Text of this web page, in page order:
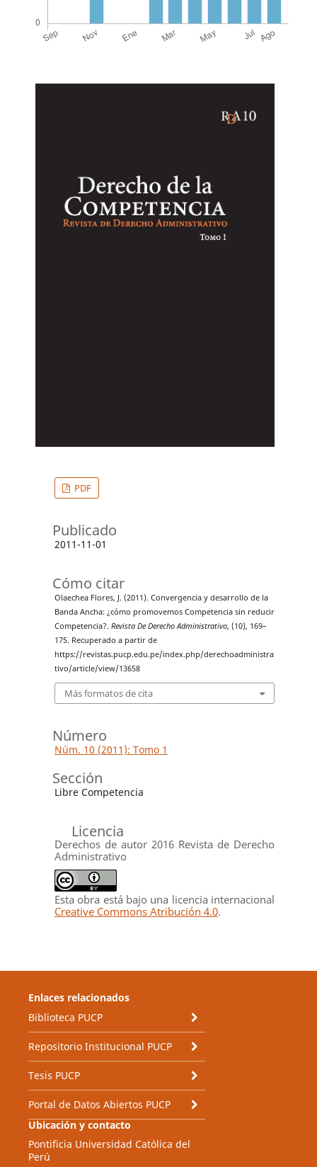
PDF
Publicado
2011-11-01
Cómo citar
Olaechea Flores, J. (2011). Convergencia y desarrollo de la
Banda Ancha: ¿cómo promovemos Competencia sin reducir
Competencia?. Revista De Derecho Administrativo, (10), 169–
175. Recuperado a partir de
https://revistas.pucp.edu.pe/index.php/derechoadministra
tivo/article/view/13658
Más formatos de cita
Número
Núm. 10 (2011): Tomo 1
Sección
Libre Competencia
Licencia
Derechos de autor 2016 Revista de Derecho
Administrativo
Esta obra está bajo una licencia internacional
Creative Commons Atribución 4.0.
Enlaces relacionados
Biblioteca PUCP
Repositorio Institucional PUCP
Tesis PUCP
Portal de Datos Abiertos PUCP
Ubicación y contacto
Pontificia Universidad Católica del
Perú